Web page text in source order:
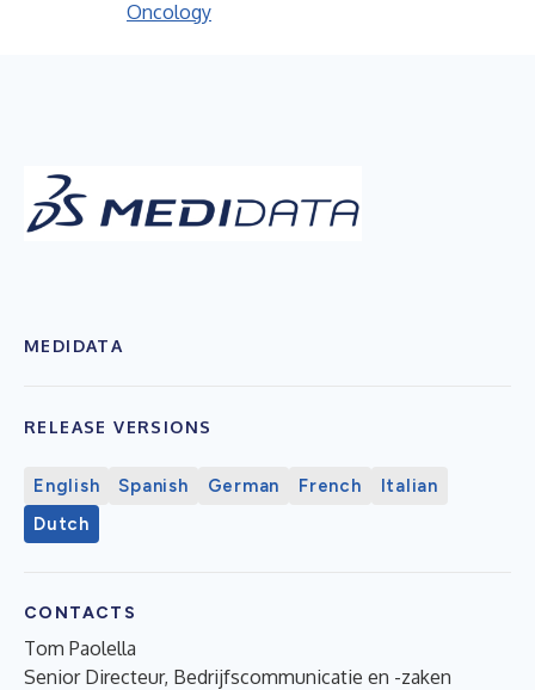
Oncology
MEDIDATA
RELEASE VERSIONS
English Spanish German French
Italian
Dutch
CONTACTS
Tom Paolella
Senior Directeur, Bedrijfscommunicatie en -zaken